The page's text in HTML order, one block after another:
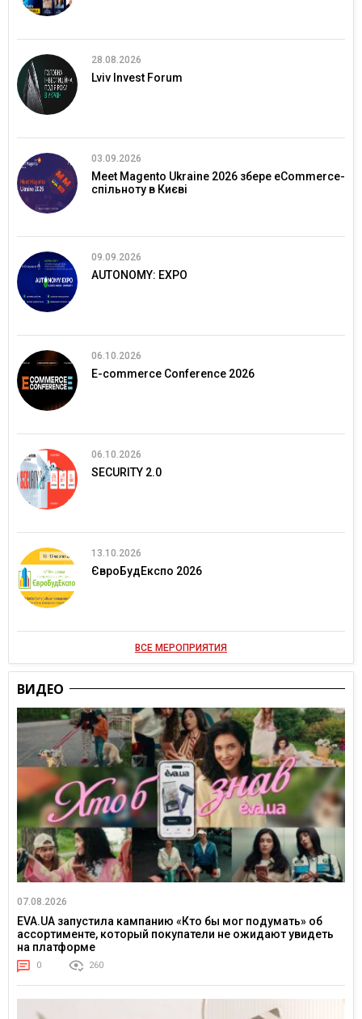
28.08.2026
Lviv Invest Forum
03.09.2026
Meet Magento Ukraine 2026 збере eCommerce-
спільноту в Києві
09.09.2026
AUTONOMY: EXPO
06.10.2026
E-commerce Conference 2026
06.10.2026
SECURITY 2.0
13.10.2026
ЄвроБудЕкспо 2026
ВСЕ МЕРОПРИЯТИЯ
ВИДЕО
07.08.2026
EVA.UA запустила кампанию «Кто бы мог подумать» об
ассортименте, который покупатели не ожидают увидеть
на платформе
0 260